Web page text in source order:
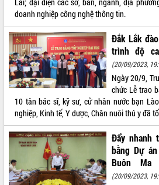
cách mạng
Rà soát, hoàn thiện hệ thống thiết chế
văn hóa, thể thao đáp ứng yêu cầu
phát triển mới
Thường trực HĐND tỉnh Đắk Lắk gặp
mặt Đoàn chuyên gia y tế TP. Hồ Chí
Minh
Lễ truy điệu và an táng hài cốt liệt sĩ
tại Nghĩa trang Liệt sĩ xã Sơn Hòa
Bàn giải pháp tháo gỡ khó khăn trong
xuất khẩu sầu riêng và triển khai quy
định EUDR
Thứ trưởng Bộ Nông nghiệp và Môi
trường Nguyễn Hoàng Hiệp khảo sát
vùng trồng và doanh nghiệp đóng gói
LIÊN KẾT WEB
THỐNG KÊ TRUY CẬP
Hôm nay: 27238
doanh nghiệp công nghệ thông tin.
Đắk Lắk
trình độ
(20/09/2023,
Ngày 20/9,
chức Lễ trao
10 tân bác sĩ, kỹ sư, cử nhân nước bạn
nghiệp, Kinh tế, Y dược, Chăn nuôi thú y đã
Đẩy nhanh
bằng Dự
Buôn
(20/09/2023,